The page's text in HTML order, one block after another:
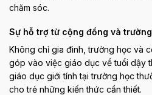
chăm sóc.
Sự hỗ trợ từ cộng đồng và
Không chỉ gia đình, trường học và
góp vào việc giáo dục về tuổi dậy
giáo dục giới tính tại trường học
cho trẻ những kiến thức cần thiết.